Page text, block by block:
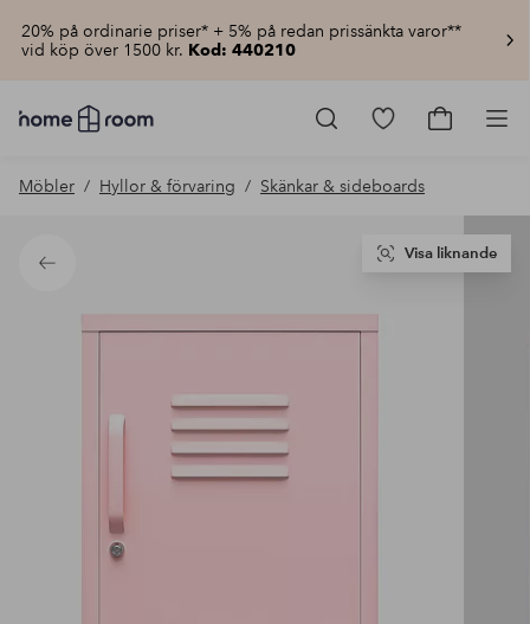
20% på ordinarie priser* + 5% på redan prissänkta varor**
vid köp över 1500 kr. Kod: 440210
Homeroom
–
hemmet
pris
Gå
produkter
Gå
Möbler Hyllor & förvaring Skänkar & sideboards
Tillbaka
Visa liknande